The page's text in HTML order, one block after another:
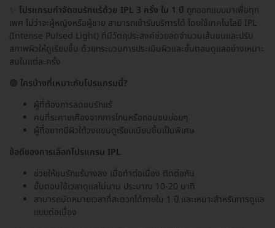
โปรแกรมกำจัดขนรักแร้ด้วย IPL 3 ครั้ง ใน 1 ปี ถูกออกแบบมาเพื่อทุก
เพศ ไม่ว่าจะผู้หญิงหรือผู้ชาย สามารถเข้ารับบริการได้ โดยใช้เทคโนโลยี IPL
(Intense Pulsed Light) ที่มีวัตถุประสงค์ช่วยลดจำนวนเส้นขนและปรับ
สภาพผิวให้ดูเรียบขึ้น ด้วยกระบวนการประเมินผิวและขั้นตอนดูแลอย่างเหมาะ
สมในแต่ละครั้ง
🟢 ใครบ้างที่เหมาะกับโปรแกรมนี้?
ผู้ที่ต้องการลดขนรักแร้
คนที่ระคายเคืองจากการโกนหรือถอนขนบ่อยๆ
ผู้ที่อยากมีผิวใต้วงแขนดูเรียบเนียนขึ้นเป็นพิเศษ
ข้อดีของการเลือกโปรแกรม IPL
ช่วยให้ขนรักแร้บางลง เมื่อทำต่อเนื่อง ติดต่อกัน
ขั้นตอนใช้เวลาดูแลไม่นาน ประมาณ 10-20 นาที
สามารถนัดหมายเวลาที่สะดวกได้ภายใน 1 ปี และเหมาะสำหรับการดูแล
แบบต่อเนื่อง